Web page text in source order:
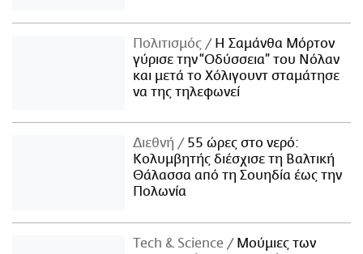
Πολιτισμός
Η Σαμάνθα Μόρτον
γύρισε την “Οδύσσεια” του Νόλαν
και μετά το Χόλιγουντ σταμάτησε
να της τηλεφωνεί
Διεθνή
55 ώρες στο νερό:
Κολυμβητής διέσχισε τη Βαλτική
Θάλασσα από τη Σουηδία έως την
Πολωνία
Τech & Science
Μούμιες των